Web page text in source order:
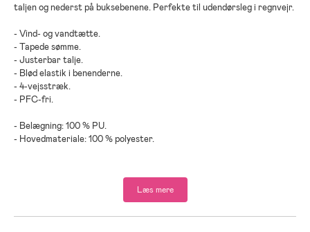
taljen og nederst på buksebenene. Perfekte til udendørsleg i regnvejr.
- Vind- og vandtætte.
- Tapede sømme.
- Justerbar talje.
- Blød elastik i benenderne.
- 4-vejsstræk.
- PFC-fri.
- Belægning: 100 % PU.
- Hovedmateriale: 100 % polyester.
Læs mere